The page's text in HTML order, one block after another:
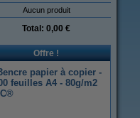
Aucun produit
Total: 0,00 €
Offre !
papier à copier -
feuilles A4 - 80g/m2